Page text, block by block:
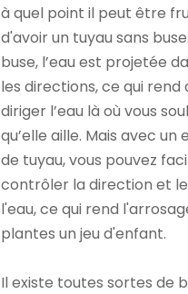
à quel point il peut être
d'avoir un tuyau sans
buse, l’eau est projetée
les directions, ce qui rend
diriger l’eau là où vous
qu’elle aille. Mais avec un
de tuyau, vous pouvez
contrôler la direction et
l'eau, ce qui rend
plantes un jeu d'enfant.
Il existe toutes sortes de